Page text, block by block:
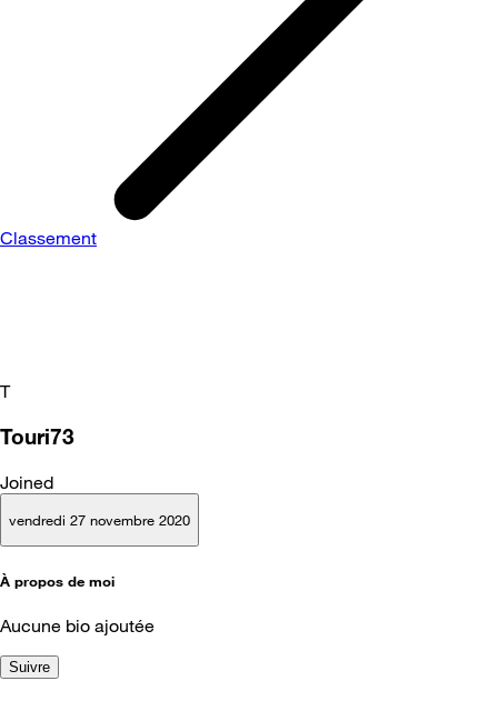
Classement
T
Touri73
Joined
vendredi 27 novembre 2020
À propos de moi
Aucune bio ajoutée
Suivre